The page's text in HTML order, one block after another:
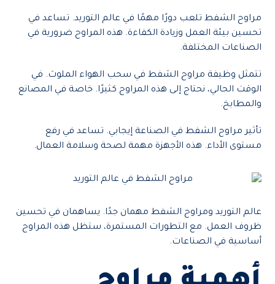
مراوح الشفط تلعب دورًا مهمًا في عالم التوريد. تساعد في
تحسين بيئة العمل وزيادة الكفاءة. هذه المراوح ضرورية في
الصناعات المختلفة.
تتمثل وظيفة مراوح الشفط في سحب الهواء الملوث. في
الوقت الحالي، نحتاج إلى هذه المراوح كثيرًا. خاصة في المصانع
والمطابخ.
تأثير مراوح الشفط في الصناعة إيجابي. تساعد في رفع
مستوى الأداء. هذه الأجهزة مهمة لصحة وسلامة العمال.
عالم التوريد ومراوح الشفط مهمان جدًا. يساهمان في تحسين
ظروف العمل. مع التطورات المستمرة، ستظل هذه المراوح
أساسية في الصناعات.